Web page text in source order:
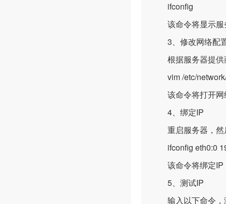
ifconfig
该命令将显示服
3、修改网络配
根据服务器提供
vim /etc/
该命令将打开网
4、绑定IP
重启服务器，然
ifconfig eth0:0
该命令将绑定IP
5、测试IP
输入以下命令，